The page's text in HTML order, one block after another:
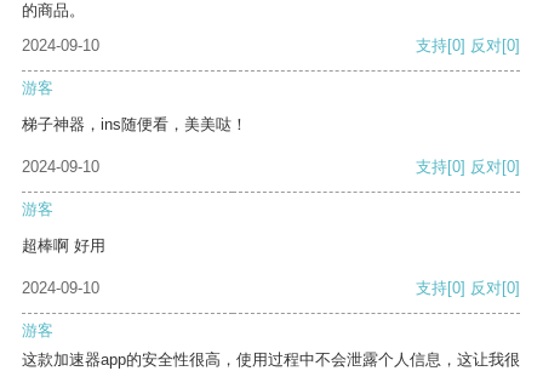
的商品。
2024-09-10
支持[0] 反对[0]
游客
梯子神器，ins随便看，美美哒！
2024-09-10 支持[0] 反对[0]
游客
超棒啊 好用
2024-09-10 支持[0] 反对[0]
游客
这款加速器app的安全性很高，使用过程中不会泄露个人信息，这让我很